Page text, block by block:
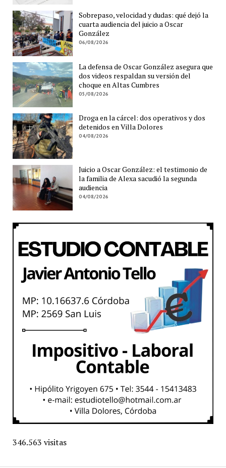
Sobrepaso, velocidad y dudas: qué dejó la
cuarta audiencia del juicio a Oscar
González
06/08/2026
La defensa de Oscar González asegura que
dos videos respaldan su versión del
choque en Altas Cumbres
05/08/2026
Droga en la cárcel: dos operativos y dos
detenidos en Villa Dolores
04/08/2026
Juicio a Oscar González: el testimonio de
la familia de Alexa sacudió la segunda
audiencia
04/08/2026
346.563 visitas